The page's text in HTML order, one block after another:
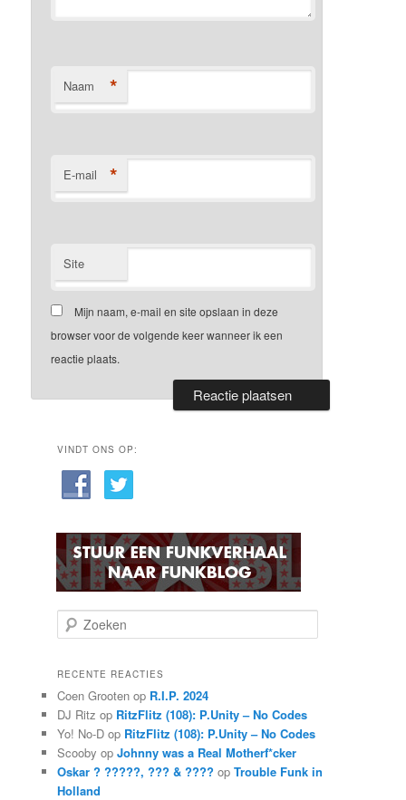
Naam *
E-mail *
Site
Mijn naam, e-mail en site opslaan in deze
browser voor de volgende keer wanneer ik een
reactie plaats.
VINDT ONS OP:
o
k
n
RECENTE REACTIES
Coen Grootenop R.I.P. 2024
DJ Ritz op RitzFlitz (108): P.Unity – No Codes
Yo! No-Dop RitzFlitz (108): P.Unity – No Codes
Scooby op Johnny was a Real Motherf*cker
Oskar ? ?????, ??? & ???? op Trouble Funk in
Holland